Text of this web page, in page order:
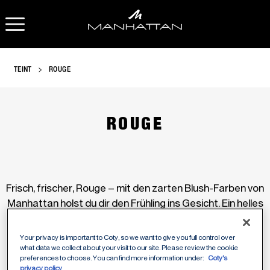
OPEN NAVIGATION
TEINT ROUGE
ROUGE
Frisch, frischer, Rouge – mit den zarten Blush-Farben von
Manhattan holst du dir den Frühling ins Gesicht. Ein helles
Rosé oder ein frisches pfirsichrosa auf leicht gebräunter
Haut, mehr braucht es eigentlich nicht für einen
natürlichen Frühlingslook. Unser Powder Blush rundet
perfekt jedes Make-up ab und hält den ganzen Tag.
Your privacy is important to Coty, so we want to give you full control over
what data we collect about your visit to our site. Please review the cookie
preferences to choose. You can find more information under:
Coty's
privacy policy